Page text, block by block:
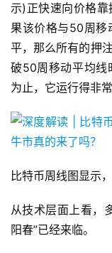
示)正快速向价格
果该价格与50周移
平，那么所有的押
破50周移动平均线
为止，它运行得非常
比特币周线图显示
从技术层面上看，
阳春”已经来临。